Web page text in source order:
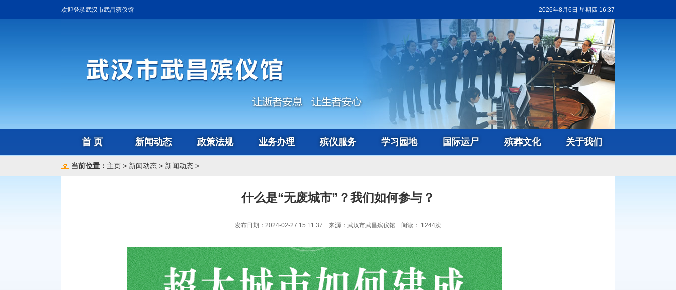
2026年8月6日 星期四 16:37
欢迎登录武汉市武昌殡仪馆
首 页 新闻动态 政策法规 业务办理 殡仪服务 学习园地 国际运尸 殡葬文化 关于我们
当前位置： 主页 > 新闻动态 > 新闻动态 >
什么是“无废城市”？我们如何参与？
发布日期：2024-02-27 15:11:37 来源：武汉市武昌殡仪馆 阅读： 1244次